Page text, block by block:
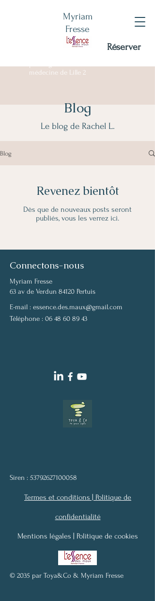
Myriam
Fresse
médecine de Lille 2
Réserver
Blog
Le blog de Rachel L.
Blog
Revenez bientôt
Dès que de nouveaux posts seront
publiés, vous les verrez ici.
Connectons-nous
Myriam Fresse
63 av de Verdun 84120 Pertuis
E-mail : essence.des.maux@gmail.com
Téléphone : 06 48 60 89 43
Siren : 53792627100058
Termes et conditions | Politique de
confidentialité
Mentions légales | Politique de cookies
© 2035 par Toya&Co & Myriam Fresse